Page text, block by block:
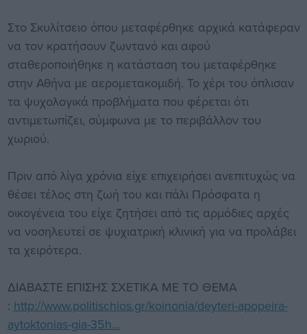
Στο Σκυλίτσειο όπου μεταφέρθηκε αρχικά κατάφεραν
να τον κρατήσουν ζωντανό και αφού
σταθεροποιήθηκε η κατάσταση του μεταφέρθηκε
στην Αθήνα με αερομετακομιδή. Το χέρι του όπλισαν
τα ψυχολογικά προβλήματα που φέρεται ότι
αντιμετωπίζει, σύμφωνα με το περιβάλλον του
χωριού.
Πριν από λίγα χρόνια είχε επιχειρήσει ανεπιτυχώς να
θέσει τέλος στη ζωή του και πάλι Πρόσφατα η
οικογένεια του είχε ζητήσει από τις αρμόδιες αρχές
να νοσηλευτεί σε ψυχιατρική κλινική για να προλάβει
τα χειρότερα.
ΔΙΑΒΑΣΤΕ ΕΠΙΣΗΣ ΣΧΕΤΙΚΑ ΜΕ ΤΟ ΘΕΜΑ
: http://www.politischios.gr/koinonia/deyteri-apopeira-
aytoktonias-gia-35h...